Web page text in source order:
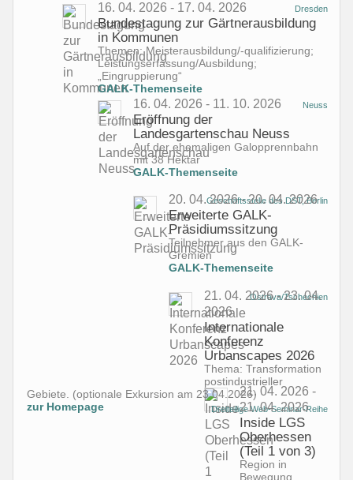
16. 04. 2026 - 17. 04. 2026
Bundestagung zur Gärtnerausbildung
in Kommunen
Themen: Meisterausbildung/-qualifizierung;
Leistungserfassung/Ausbildung;
„Eingruppierung“
GALK-Themenseite
Dresden
16. 04. 2026 - 11. 10. 2026
Eröffnung der
Landesgartenschau Neuss
Auf der ehemaligen Galopprennbahn
mit 38 Hektar
GALK-Themenseite
Neuss
20. 04. 2026 - 20. 04. 2026
Erweiterte GALK-
Präsidiumssitzung
Teilnehmer aus den GALK-
Gremien
GALK-Themenseite
Geschäftsstelle des DST, Berlin
21. 04. 2026 - 23. 04.
2026
Internationale
Konferenz
Urbanscapes 2026
Thema: Transformation
postindustrieller
Gebiete.
(optionale Exkursion am 23.04.2026)
zur Homepage
Ostrava/Tschechien
21. 04. 2026 -
21. 04. 2026
Inside LGS
Oberhessen
(Teil 1 von 3)
Region in
Bewegung.
Dreiteilige Web-Seminar-Reihe